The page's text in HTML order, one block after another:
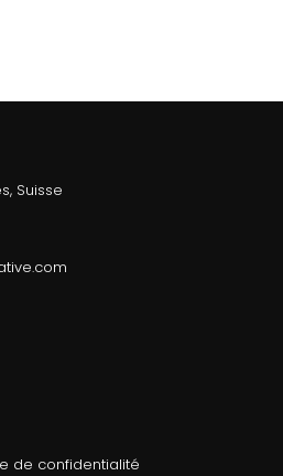
Suisse
de confidentialité